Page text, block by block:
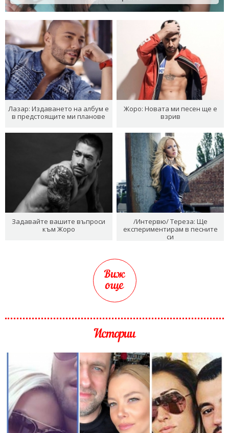
Лазар: Издаването на албум е
в предстоящите ми планове
Жоро: Новата ми песен ще е
взрив
Задавайте вашите въпроси
към Жоро
/Интервю/ Тереза: Ще
експериментирам в песните
си
Виж
още
Истории